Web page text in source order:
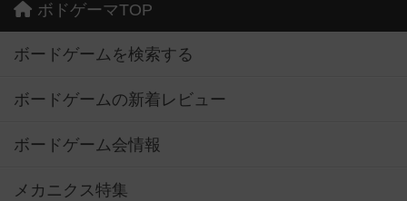
ボドゲーマTOP
ボードゲームを検索する
ボードゲームの新着レビュー
ボードゲーム会情報
メカニクス特集